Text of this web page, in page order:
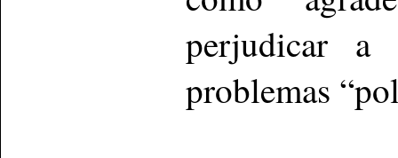
perjudicar a
problemas